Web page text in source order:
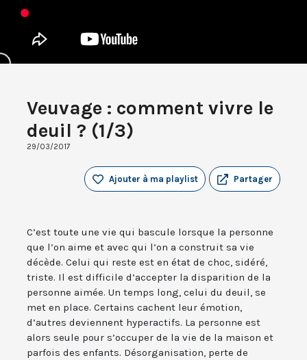
Veuvage : comment vivre le
deuil ? (1/3)
29/03/2017
Partager
Ajouter à ma playlist
C’est toute une vie qui bascule lorsque la personne
que l’on aime et avec qui l’on a construit sa vie
décède. Celui qui reste est en état de choc, sidéré,
triste. Il est difficile d’accepter la disparition de la
personne aimée. Un temps long, celui du deuil, se
met en place. Certains cachent leur émotion,
d’autres deviennent hyperactifs. La personne est
alors seule pour s’occuper de la vie de la maison et
parfois des enfants. Désorganisation, perte de